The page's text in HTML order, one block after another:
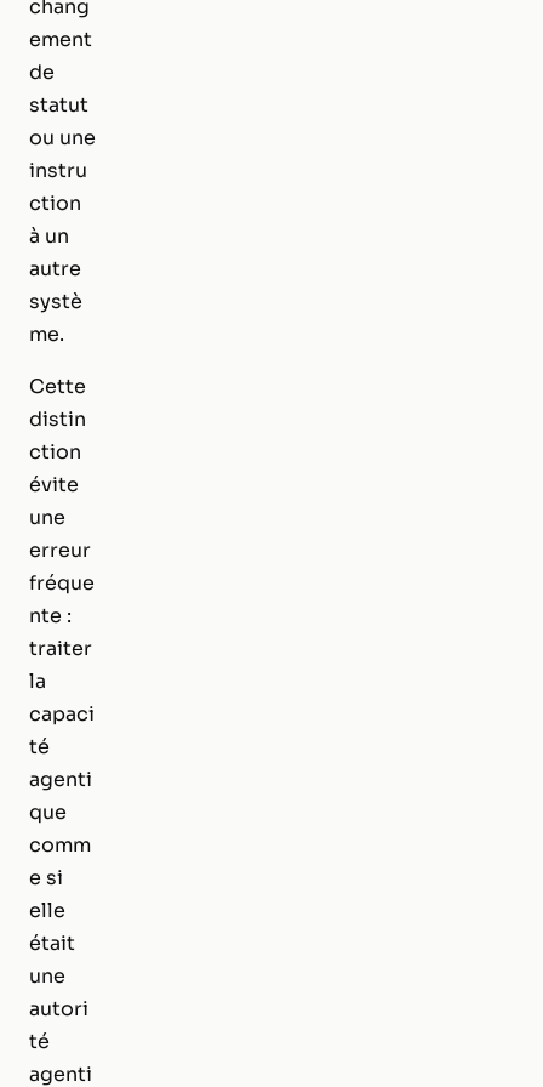
chang
ement
de
statut
ou une
instru
ction
à un
autre
systè
me.
Cette
distin
ction
évite
une
erreur
fréque
nte :
traiter
la
capaci
té
agenti
que
comm
e si
elle
était
une
autori
té
agenti